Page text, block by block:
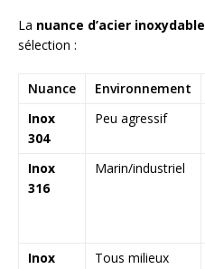
La nuance d’acier inoxydable
sélection :
Nuance Environnement
Inox
304
Peu agressif
Inox
316
Marin/industriel
Inox Tous milieux